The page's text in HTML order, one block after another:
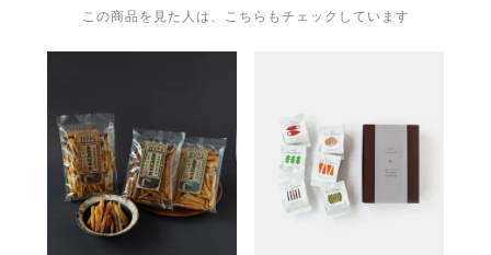
この商品を見た人は、こちらもチェックしています